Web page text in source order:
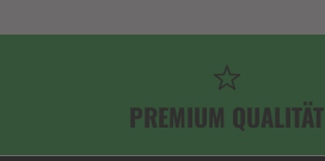
PREMIUM QUALITÄT